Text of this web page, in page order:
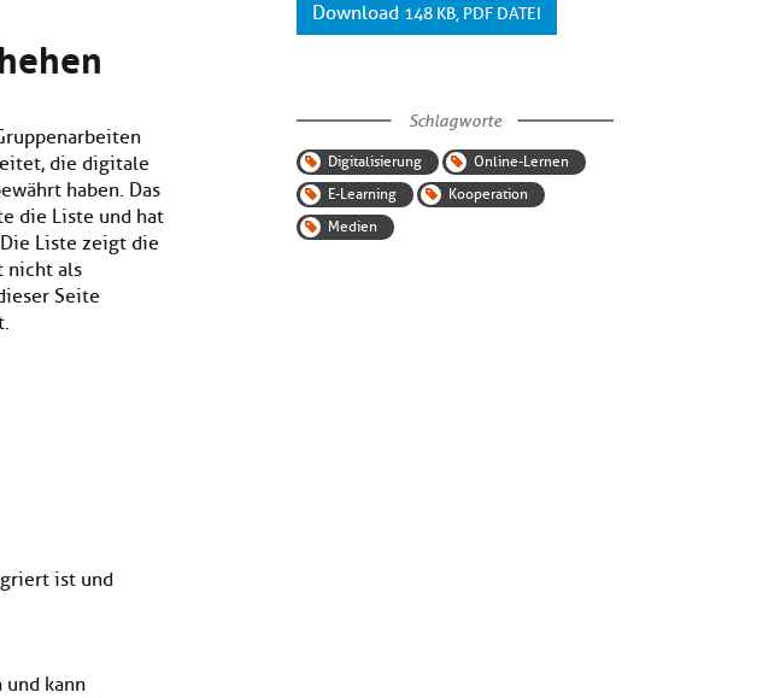
die digitale
haben. Das
die Liste und hat
Liste zeigt die
nicht als
Seite
ist und
kann
Download 148 KB, PDF DATEI
Schlagworte
Digitalisierung
Online-Lernen
E-Learning
Kooperation
Medien